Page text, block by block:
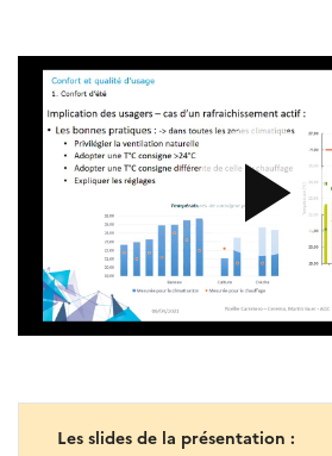
Les slides de la présentation :